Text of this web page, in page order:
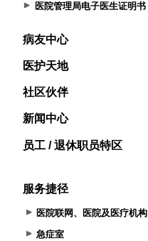
医院管理局电子医生证明书
病友中心
医护天地
社区伙伴
新闻中心
员工 / 退休职员特区
服务捷径
医院联网、医院及医疗机构
急症室